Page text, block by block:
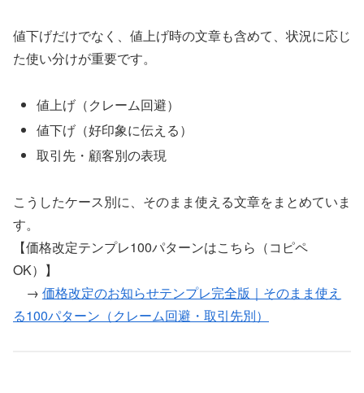
値下げだけでなく、値上げ時の文章も含めて、状況に応じ
た使い分けが重要です。
値上げ（クレーム回避）
値下げ（好印象に伝える）
取引先・顧客別の表現
こうしたケース別に、そのまま使える文章をまとめていま
す。
【価格改定テンプレ100パターンはこちら（コピペ
OK）】
→ 価格改定のお知らせテンプレ完全版｜そのまま使え
る100パターン（クレーム回避・取引先別）